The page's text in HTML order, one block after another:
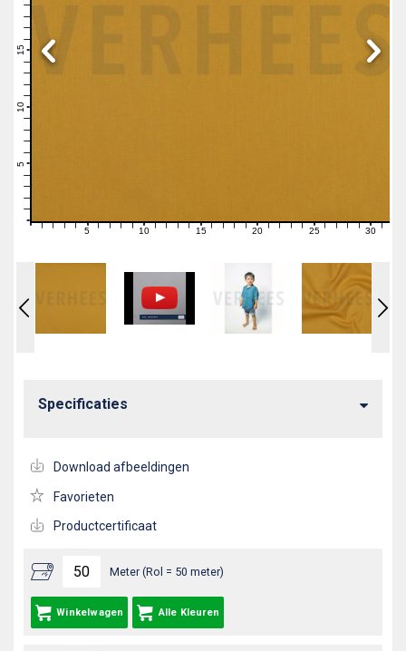
11
16
1 2 3 4 6 7 89 11121314 16171819 21222324 26272829 31
Meter (Rol = 50 meter)
Winkelwagen Alle Kleuren
Specificaties
Download afbeeldingen
Favorieten
Productcertificaat